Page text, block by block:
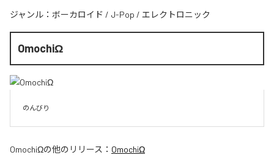
ジャンル： ボーカロイド / J-Pop / エレクトロニック
OmochiΩ
のんびり
OmochiΩの他のリリース： OmochiΩ